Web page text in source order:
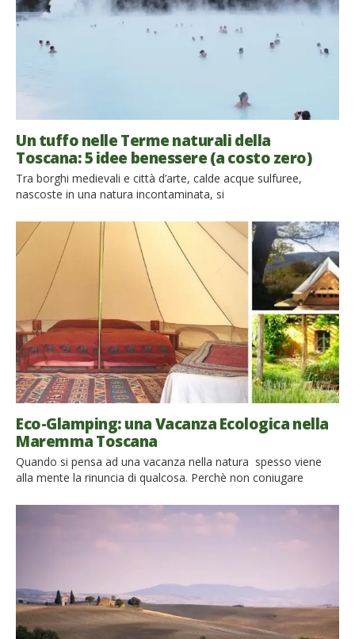
Un tuffo nelle Terme naturali della
Toscana: 5 idee benessere (a costo zero)
Tra borghi medievali e città d’arte, calde acque sulfuree,
nascoste in una natura incontaminata, si
vacanza di benessere, tra coccole gratuite e paesaggi da
cartolina. Non i soliti pacchetti benessere dei costosi
stabilimenti termali, ma l’occasione di rigenerare corpo e
spirito a contatto con la natura, in una vacanza […]
Eco-Glamping: una Vacanza Ecologica nella
Maremma Toscana
Quando si pensa ad una vacanza nella natura spesso viene
alla mente la rinuncia di qualcosa. Perchè non coniugare
staccare la spina dalla solita routine e dormire in una tenda
immersa nel verde della Maremma Toscana La vita in città
non è sempre facile: il suo ritmo e […]